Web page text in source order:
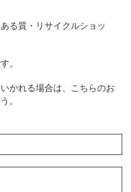
る質・リサイクルショッ
。
かれる場合は、こちらのお
。